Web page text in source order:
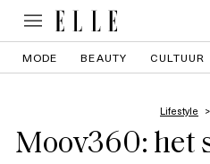
MODE BEAUTY CULTUUR
Lifestyle
Moov360: het